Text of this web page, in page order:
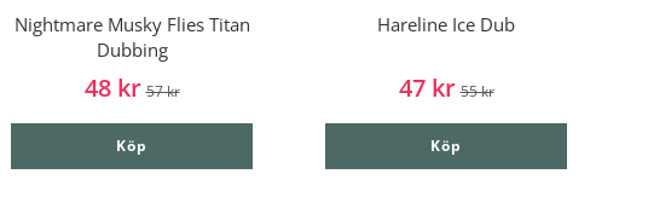
Nightmare Musky Flies Titan
Dubbing
48 kr 57 kr
Köp
Hareline Ice Dub
47 kr 55 kr
Köp